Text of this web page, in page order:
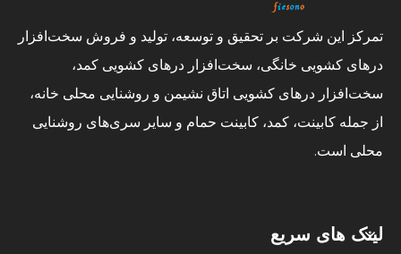
تمرکز این شرکت بر تحقیق و توسعه، تولید و فروش سخت‌افزار
درهای کشویی خانگی، سخت‌افزار درهای کشویی کمد،
سخت‌افزار درهای کشویی اتاق نشیمن و روشنایی محلی خانه،
از جمله کابینت، کمد، کابینت حمام و سایر سری‌های روشنایی
محلی است.
لینک های سریع